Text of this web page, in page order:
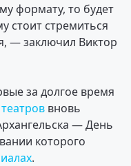
формату, то будет
стоит стремиться
— заключил Виктор
за долгое время
вновь
— День
которого
.